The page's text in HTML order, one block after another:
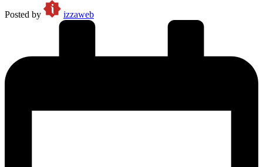
Posted by
izzaweb